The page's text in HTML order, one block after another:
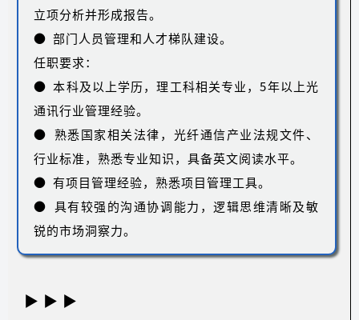
立项分析并形成报告。
● 部门人员管理和人才梯队建设。
任职要求：
● 本科及以上学历，理工科相关专业，5年以上光
通讯行业管理经验。
● 熟悉国家相关法律，光纤通信产业法规文件、
行业标准，熟悉专业知识，具备英文阅读水平。
● 有项目管理经验，熟悉项目管理工具。
● 具有较强的沟通协调能力，逻辑思维清晰及敏
锐的市场洞察力。
▶ ▶ ▶